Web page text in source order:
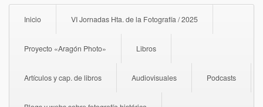
Inicio VI Jornadas Hta. de la Fotografía / 2025
Proyecto «Aragón Photo» Libros
Artículos y cap. de libros Audiovisuales Podcasts